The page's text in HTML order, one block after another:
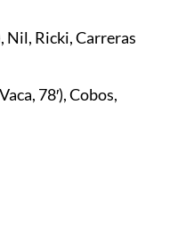
Nil, Ricki, Carreras
78′), Cobos,